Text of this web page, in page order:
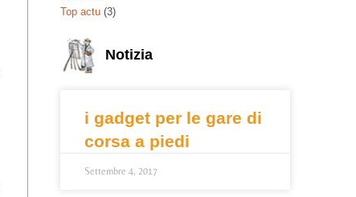
Top actu (3)
Notizia
i gadget per le gare di
corsa a piedi
Settembre 4, 2017